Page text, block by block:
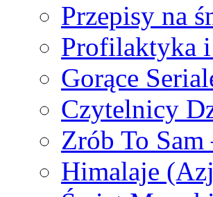
Przepisy na
Profilaktyka
Gorące
Czytelnicy
Zrób To
Himalaje